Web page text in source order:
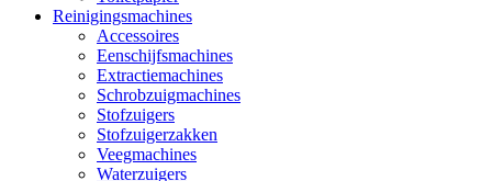
Reinigingsmachines
Accessoires
Eenschijfsmachines
Extractiemachines
Schrobzuigmachines
Stofzuigers
Stofzuigerzakken
Veegmachines
Waterzuigers